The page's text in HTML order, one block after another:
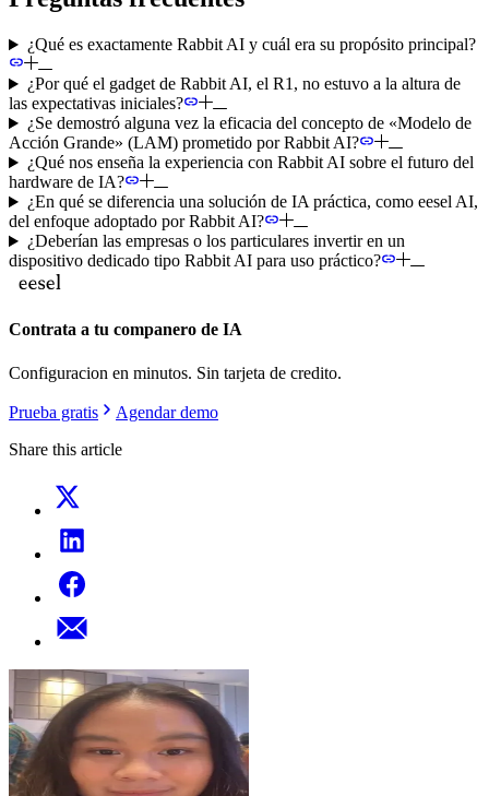
¿Qué es exactamente Rabbit AI y cuál era su propósito principal?
¿Por qué el gadget de Rabbit AI, el R1, no estuvo a la altura de
las expectativas iniciales?
¿Se demostró alguna vez la eficacia del concepto de «Modelo de
Acción Grande» (LAM) prometido por Rabbit AI?
¿Qué nos enseña la experiencia con Rabbit AI sobre el futuro del
hardware de IA?
¿En qué se diferencia una solución de IA práctica, como eesel AI,
del enfoque adoptado por Rabbit AI?
¿Deberían las empresas o los particulares invertir en un
dispositivo dedicado tipo Rabbit AI para uso práctico?
Contrata a tu companero de IA
Configuracion en minutos. Sin tarjeta de credito.
Prueba gratis
Agendar demo
Share this article